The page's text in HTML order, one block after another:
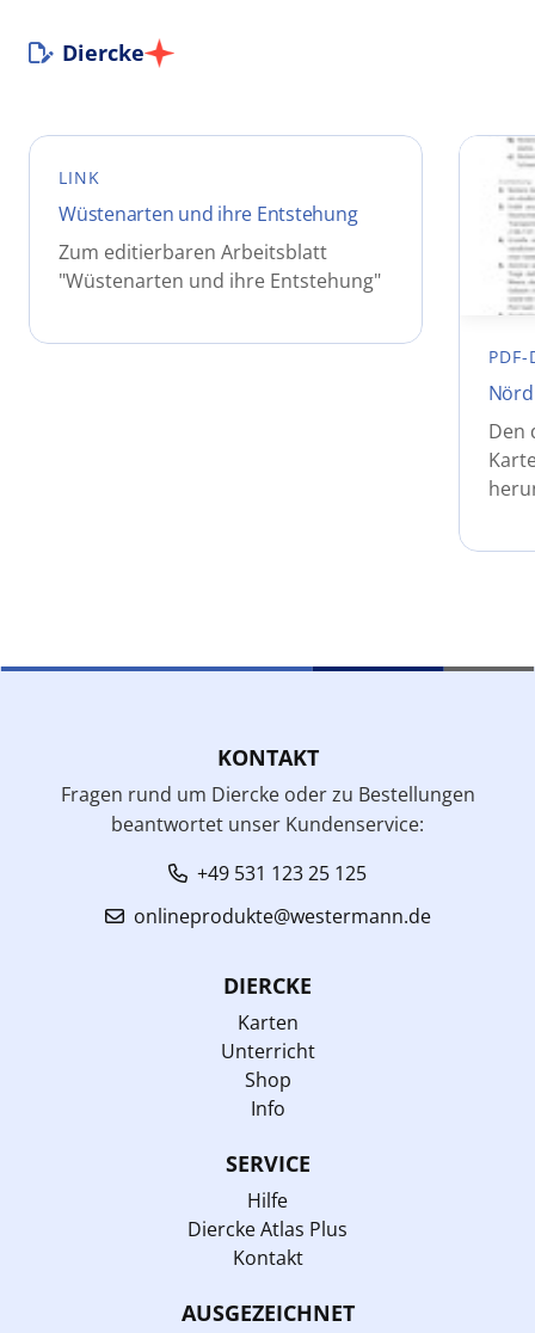
Diercke
LINK
Wüstenarten und ihre Entstehung
Zum editierbaren Arbeitsblatt
"Wüstenarten und ihre Entstehung"
PDF-
Den
KONTAKT
Fragen rund um Diercke oder zu Bestellungen
beantwortet unser Kundenservice:
+49 531 123 25 125
onlineprodukte@westermann.de
DIERCKE
Karten
Unterricht
Shop
Info
SERVICE
Hilfe
Diercke Atlas Plus
Kontakt
AUSGEZEICHNET